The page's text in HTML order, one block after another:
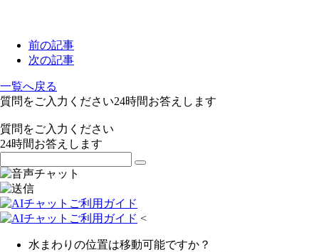
前の記事
次の記事
一覧へ戻る
質問をご入力ください24時間お答えします
質問をご入力ください
24時間お答えします
<
水まわりの位置は移動可能ですか？